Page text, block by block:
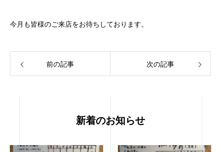
今月も皆様のご来店をお待ちしております。
前の記事 次の記事
新着のお知らせ